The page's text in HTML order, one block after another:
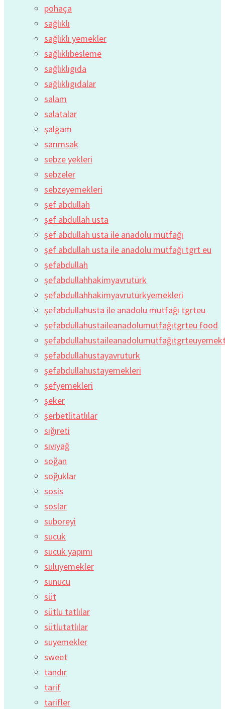
pohaça
sağlıklı
sağlıklı yemekler
sağlıklıbesleme
sağlıklıgıda
sağlıklıgıdalar
salam
salatalar
şalgam
sarımsak
sebze yekleri
sebzeler
sebzeyemekleri
şef abdullah
şef abdullah usta
şef abdullah usta ile anadolu mutfağı
şef abdullah usta ile anadolu mutfağı tgrt eu
şefabdullah
şefabdullahhakimyavrutürk
şefabdullahhakimyavrutürkyemekleri
şefabdullahusta ile anadolu mutfağı tgrteu
şefabdullahustaileanadolumutfağıtgrteu food
şefabdullahustayavruturk
şefabdullahustayemekleri
şefyemekleri
şeker
şerbetlitatlılar
sığıreti
sıvıyağ
soğan
soğuklar
sosis
soslar
suboreyi
sucuk
sucuk yapımı
suluyemekler
sunucu
süt
sütlu tatlılar
sütlutatlılar
suyemekler
sweet
tandır
tarif
tarifler